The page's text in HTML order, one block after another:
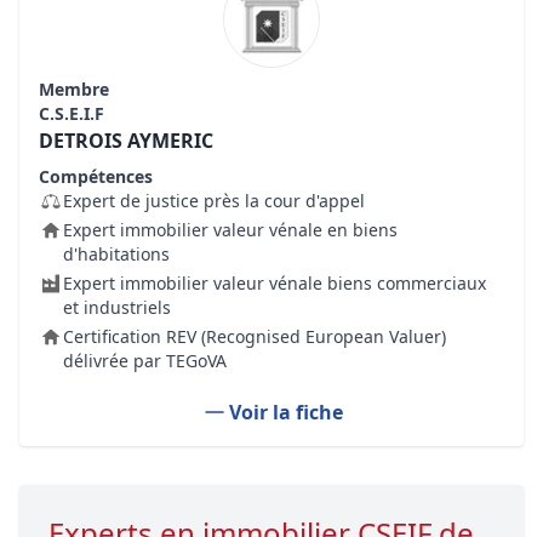
Membre
C.S.E.I.F
DETROIS AYMERIC
Compétences
Expert de justice près la cour d'appel
Expert immobilier valeur vénale en biens
d'habitations
Expert immobilier valeur vénale biens commerciaux
et industriels
Certification REV (Recognised European Valuer)
délivrée par TEGoVA
Voir la fiche